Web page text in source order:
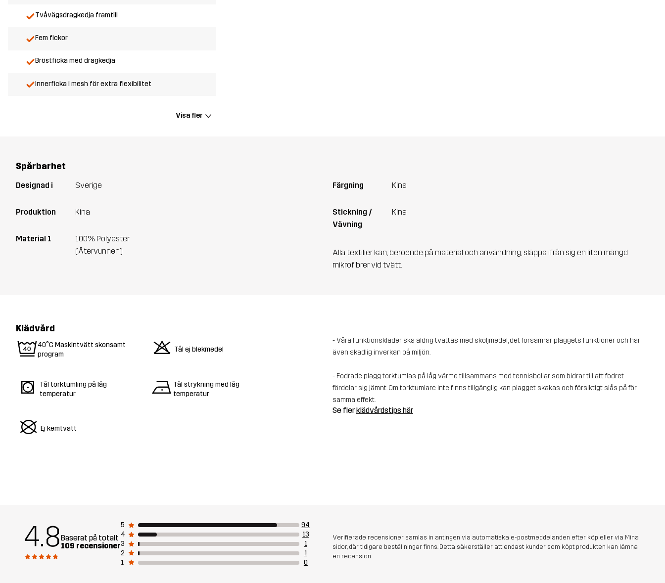
Tvåvägsdragkedja framtill
Fem fickor
Bröstficka med dragkedja
Innerficka i mesh för extra flexibilitet
Visa fler
Spårbarhet
Designad i Sverige
Produktion Kina
Material 1
100% Polyester
(Återvunnen)
Färgning Kina
Stickning /
Vävning
Kina
Alla textilier kan, beroende på material och användning, släppa ifrån sig en liten mängd
mikrofibrer vid tvätt.
Klädvård
9 40°C Maskintvätt skonsamt
program
o Tål ej blekmedel
s
Tål torktumling på låg
temperatur
n Tål strykning med låg
temperatur
U Ej kemtvätt
- Våra funktionskläder ska aldrig tvättas med sköljmedel, det försämrar plaggets funktioner och har
även skadlig inverkan på miljön.
- Fodrade plagg torktumlas på låg värme tillsammans med tennisbollar som bidrar till att fodret
fördelar sig jämnt. Om torktumlare inte finns tillgänglig kan plagget skakas och försiktigt slås på för
samma effekt.
Se flerklädvårdstips här
4.8Baserat på totalt
109 recensioner
5
94
4
13
3
1
2
1
1
0
Verifierade recensioner samlas in antingen via automatiska e-postmeddelanden efter köp eller via Mina
sidor, där tidigare beställningar finns. Detta säkerställer att endast kunder som köpt produkten kan lämna
en recension